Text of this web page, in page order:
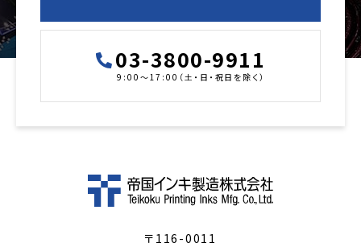
03-3800-9911
9:00～17:00（土・日・祝日を除く）
〒116-0011